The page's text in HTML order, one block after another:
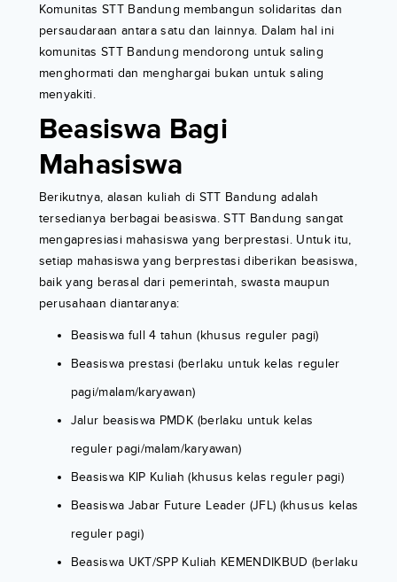
Komunitas STT Bandung membangun solidaritas dan
persaudaraan antara satu dan lainnya. Dalam hal ini
komunitas STT Bandung mendorong untuk saling
menghormati dan menghargai bukan untuk saling
menyakiti.
Beasiswa Bagi
Mahasiswa
Berikutnya, alasan kuliah di STT Bandung adalah
tersedianya berbagai beasiswa. STT Bandung sangat
mengapresiasi mahasiswa yang berprestasi. Untuk itu,
setiap mahasiswa yang berprestasi diberikan beasiswa,
baik yang berasal dari pemerintah, swasta maupun
perusahaan diantaranya:
Beasiswa full 4 tahun (khusus reguler pagi)
Beasiswa prestasi (berlaku untuk kelas reguler
pagi/malam/karyawan)
Jalur beasiswa PMDK (berlaku untuk kelas
reguler pagi/malam/karyawan)
Beasiswa KIP Kuliah (khusus kelas reguler pagi)
Beasiswa Jabar Future Leader (JFL) (khusus kelas
reguler pagi)
Beasiswa UKT/SPP Kuliah KEMENDIKBUD (berlaku